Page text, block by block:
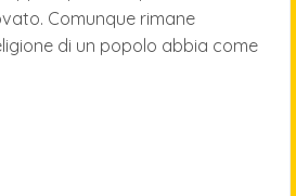
Comunque rimane
di un popolo abbia come